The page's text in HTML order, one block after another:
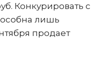
Конкурировать с
лишь
продает